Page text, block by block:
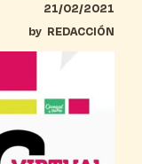
21/02/2021
by REDACCIÓN